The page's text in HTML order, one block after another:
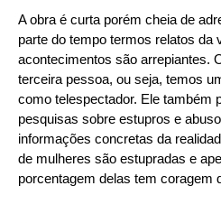
A obra é curta porém cheia de
parte do tempo termos relatos da
acontecimentos são arrepiantes.
terceira pessoa, ou seja, temos
como telespectador. Ele também
pesquisas sobre estupros e
informações concretas da
de mulheres são estupradas e
porcentagem delas tem coragem